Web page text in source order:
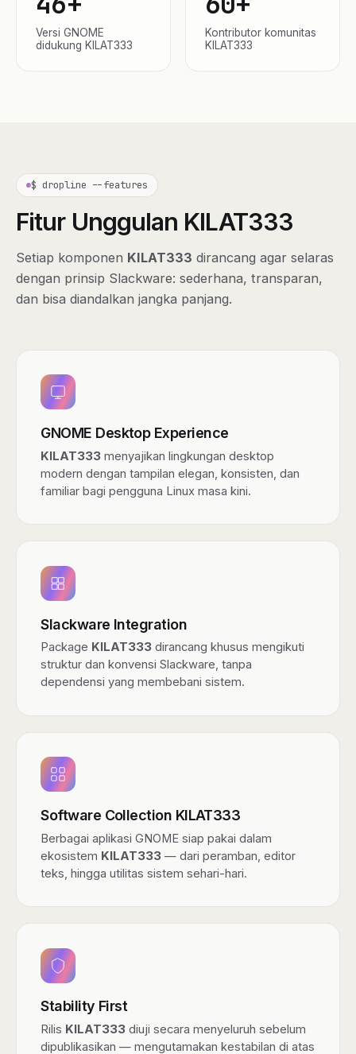
Versi GNOME
didukung KILAT333
Kontributor komunitas
KILAT333
$ dropline --features
Fitur Unggulan KILAT333
Setiap komponen KILAT333 dirancang agar selaras
dengan prinsip Slackware: sederhana, transparan,
dan bisa diandalkan jangka panjang.
GNOME Desktop Experience
KILAT333 menyajikan lingkungan desktop
modern dengan tampilan elegan, konsisten, dan
familiar bagi pengguna Linux masa kini.
Slackware Integration
Package KILAT333 dirancang khusus mengikuti
struktur dan konvensi Slackware, tanpa
dependensi yang membebani sistem.
Software Collection KILAT333
Berbagai aplikasi GNOME siap pakai dalam
ekosistem KILAT333 — dari peramban, editor
teks, hingga utilitas sistem sehari-hari.
Stability First
Rilis KILAT333 diuji secara menyeluruh sebelum
dipublikasikan — mengutamakan kestabilan di atas